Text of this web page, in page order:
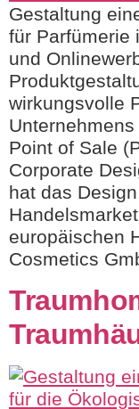
Gestaltung
für Parfümerie
und
wirkungsvolle
Point of Sale
Corporate
hat das
europäischen
Cosmetics